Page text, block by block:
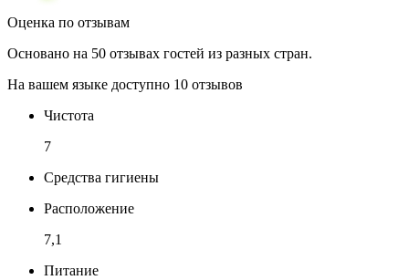
Оценка по отзывам
Основано на 50 отзывах гостей из разных стран.
На вашем языке доступно 10 отзывов
Чистота
7
Средства гигиены
Расположение
7,1
Питание